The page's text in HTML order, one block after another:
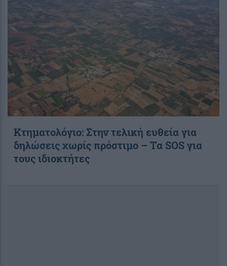
Kτηματολόγιο: Στην τελική ευθεία για
δηλώσεις χωρίς πρόστιμο – Τα SOS για
τους ιδιοκτήτες